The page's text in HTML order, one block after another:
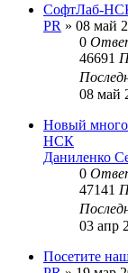
СофтЛаб-
PR » 08 май
0
46691
08 май
Новый
НСК
Даниленко
0
47141
03 апр
Посетите